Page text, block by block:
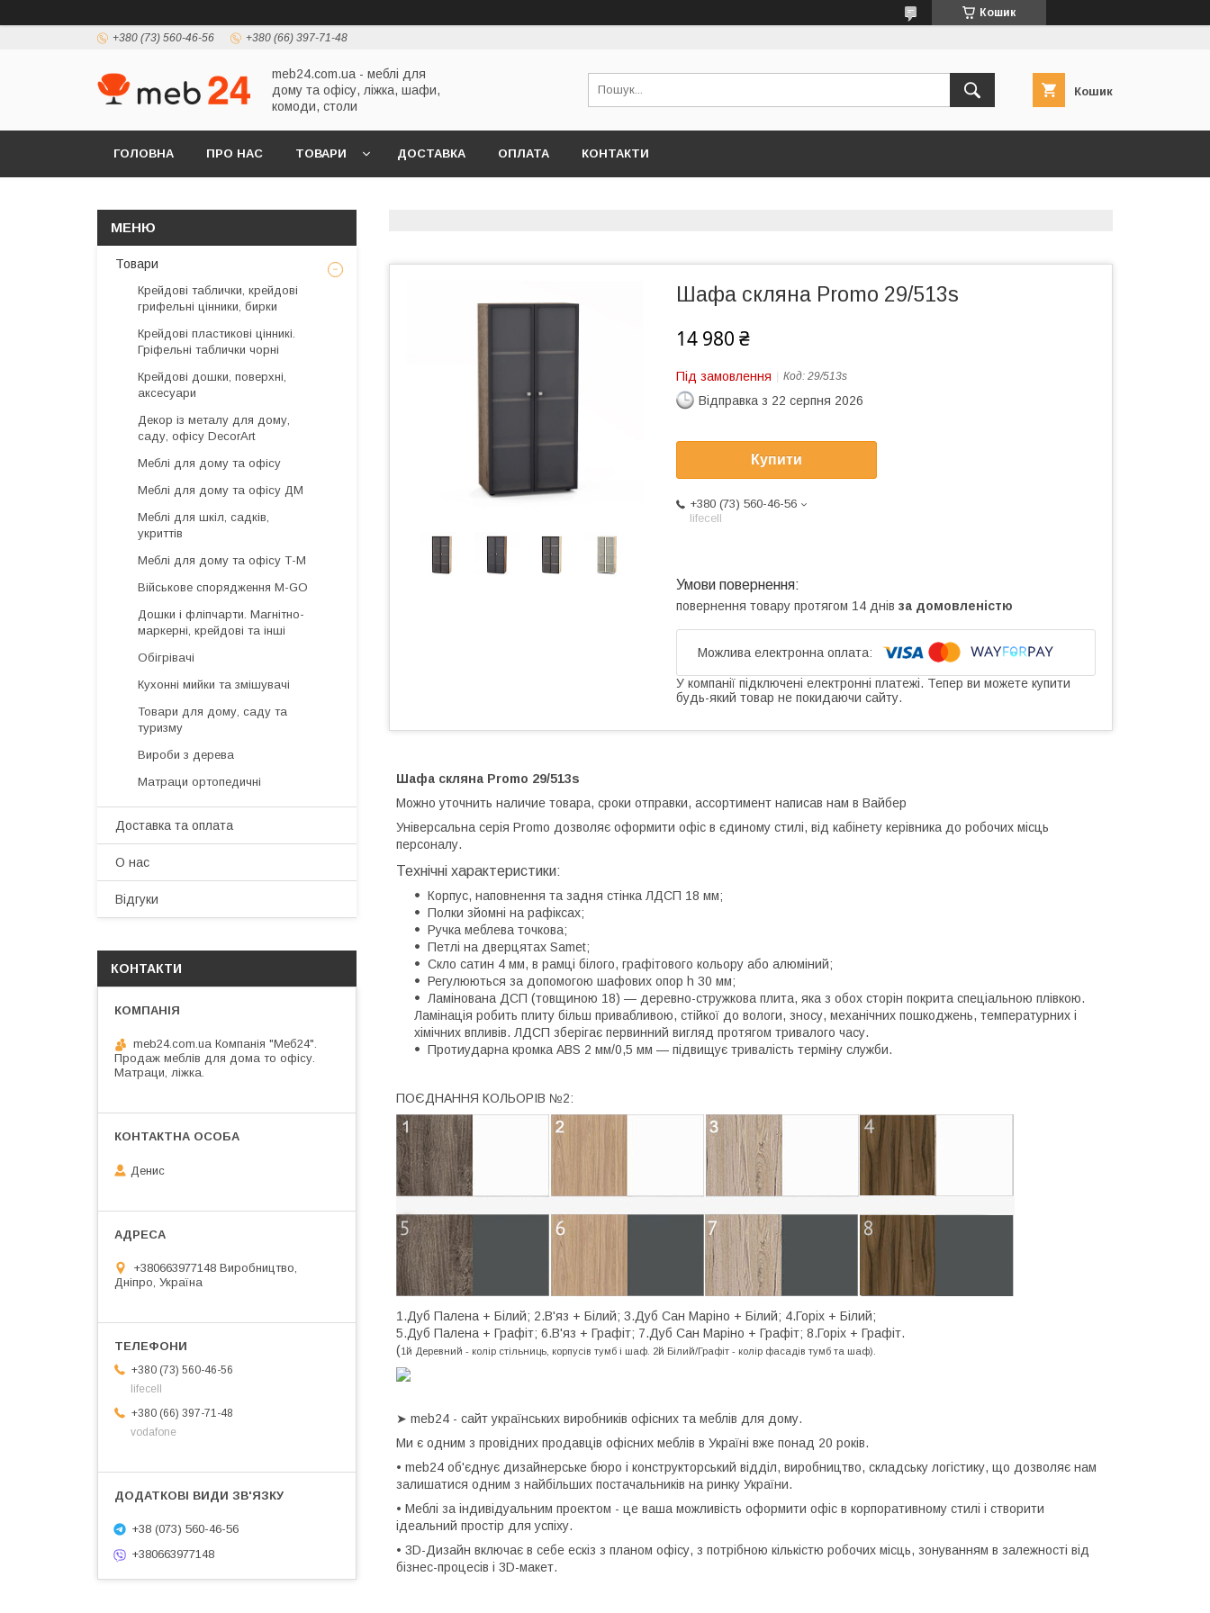
Кошик
+380 (73) 560-46-56 +380 (66) 397-71-48
meb24.com.ua - меблі для
дому та офісу, ліжка, шафи,
комоди, столи
Кошик
ГОЛОВНА ПРО НАС ТОВАРИ ДОСТАВКА ОПЛАТА КОНТАКТИ
Шафа скляна Promo 29/513s
14 980 ₴
Під замовлення Код: 29/513s
Відправка з 22 серпня 2026
Купити
+380 (73) 560-46-56
lifecell
повернення товару протягом 14 днів за домовленістю
У компанії підключені електронні платежі. Тепер ви можете купити
будь-який товар не покидаючи сайту.
Шафа скляна Promo 29/513s
Можно уточнить наличие товара, сроки отправки, ассортимент написав нам в Вайбер
Універсальна серія Promo дозволяє оформити офіс в єдиному стилі, від кабінету керівника до робочих місць
персоналу.
Технічні характеристики:
Корпус, наповнення та задня стінка ЛДСП 18 мм;
Полки зйомні на рафіксах;
Ручка меблева точкова;
Петлі на дверцятах Samet;
Скло сатин 4 мм, в рамці білого, графітового кольору або алюміний;
Регулюються за допомогою шафових опор h 30 мм;
Ламінована ДСП (товщиною 18) — деревно-стружкова плита, яка з обох сторін покрита спеціальною плівкою.
Ламінація робить плиту більш привабливою, стійкої до вологи, зносу, механічних пошкоджень, температурних і
хімічних впливів. ЛДСП зберігає первинний вигляд протягом тривалого часу.
Протиударна кромка ABS 2 мм/0,5 мм — підвищує тривалість терміну служби.
ПОЄДНАННЯ КОЛЬОРІВ №2:
1.Дуб Палена + Білий; 2.В'яз + Білий; 3.Дуб Сан Маріно + Білий; 4.Горіх + Білий;
5.Дуб Палена + Графіт; 6.В'яз + Графіт; 7.Дуб Сан Маріно + Графіт; 8.Горіх + Графіт.
(1й Деревний - колір стільниць, корпусів тумб і шаф. 2й Білий/Графіт - колір фасадів тумб та шаф).
➤ meb24 - сайт українських виробників офісних та меблів для дому.
Ми є одним з провідних продавців офісних меблів в Україні вже понад 20 років.
• meb24 об'єднує дизайнерське бюро і конструкторський відділ, виробництво, складську логістику, що дозволяє нам
залишатися одним з найбільших постачальників на ринку України.
• Меблі за індивідуальним проектом - це ваша можливість оформити офіс в корпоративному стилі і створити
ідеальний простір для успіху.
• 3D-Дизайн включає в себе ескіз з планом офісу, з потрібною кількістю робочих місць, зонуванням в залежності від
бізнес-процесів і 3D-макет.
Товари
Крейдові таблички, крейдові
грифельні цінники, бирки
Крейдові пластикові цінникі.
Гріфельні таблички чорні
Крейдові дошки, поверхні,
аксесуари
Декор із металу для дому,
саду, офісу DecorArt
Меблі для дому та офісу
Меблі для дому та офісу ДМ
Меблі для шкіл, садків,
укриттів
Меблі для дому та офісу Т-М
Військове спорядження M-GO
Дошки і фліпчарти. Магнітно-
маркерні, крейдові та інші
Обігрівачі
Кухонні мийки та змішувачі
Товари для дому, саду та
туризму
Вироби з дерева
Матраци ортопедичні
Доставка та оплата
О нас
Відгуки
КОНТАКТИ
meb24.com.ua Компанія "Меб24".
Продаж меблів для дома то офісу.
Матраци, ліжка.
Денис
+380663977148 Виробництво,
Дніпро, Україна
+380 (73) 560-46-56
lifecell
+380 (66) 397-71-48
vodafone
+38 (073) 560-46-56
+380663977148